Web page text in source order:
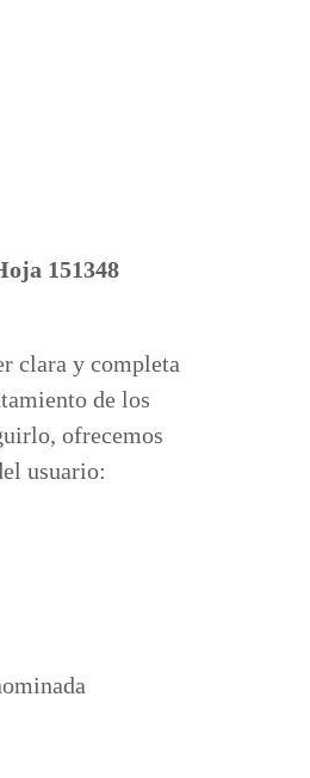
151348
clara y completa
de los
ofrecemos
usuario: